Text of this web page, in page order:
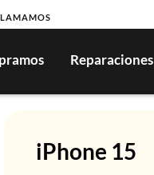
Reparaciones
iPhone 15